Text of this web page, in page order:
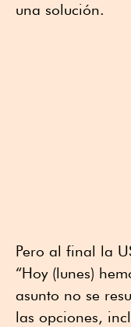
una solución.
Pero al final la
“Hoy (lunes)
asunto no se
las opciones,